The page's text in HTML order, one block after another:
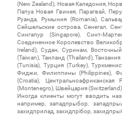
(New Zealand), Новая Каледония,
Папуа Новая Гвинея, Парагвай,
Руанда, Румыния (Romania),
Сейшельские острова, Сенегал,
Сингапур (Singapore), Синт-
Соединенное Королевство
Ireland), Судан, Суринам,
(Taiwan), Таиланд (Thailand),
(Tunisia), Турция (Turkey),
Фиджи, Филиппины (Philippines),
(Croatia),
(Montenegro), Швейцария
Иногда клиенты могут вводить
например, западпрыбор,
захидприлад, захидпрібор,